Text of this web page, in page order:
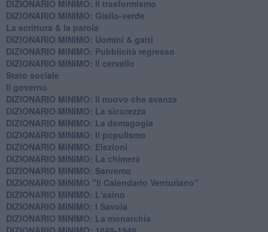
DIZIONARIO MINIMO: Il trasformismo
DIZIONARIO MINIMO: Giallo-verde
La scrittura & la parola
​DIZIONARIO MINIMO: Uomini & gatti
DIZIONARIO MINIMO: ​Pubblicità regresso
DIZIONARIO MINIMO: Il cervello
Stato sociale
Il governo
DIZIONARIO MINIMO: Il nuovo che avanza
DIZIONARIO MINIMO: La sicurezza
DIZIONARIO MINIMO: La demagogia
DIZIONARIO MINIMO: Il populismo
DIZIONARIO MINIMO: Elezioni
DIZIONARIO MINIMO: La chimera
DIZIONARIO MINIMO: Sanremo
DIZIONARIO MINIMO "Il Calendario Venturiano"
DIZIONARIO MINIMO: L'asino
DIZIONARIO MINIMO: I Savoia
DIZIONARIO MINIMO: La monarchia